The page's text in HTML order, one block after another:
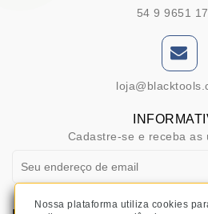
Nossa plataforma utiliza cookies
54 9 9651
Cadastre-se e receba as